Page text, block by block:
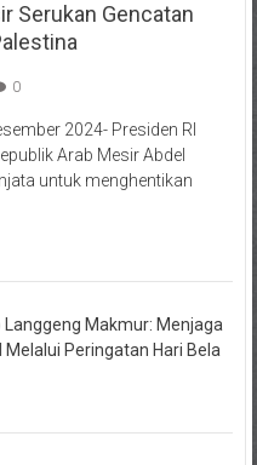
Serukan Gencatan
0
2024- Presiden RI
Arab Mesir Abdel
untuk menghentikan
Makmur: Menjaga
Melalui Peringatan Hari Bela